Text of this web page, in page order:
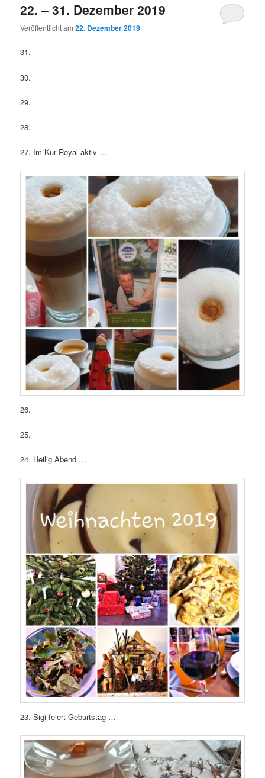
22. – 31. Dezember 2019
Veröffentlicht am22. Dezember 2019
31.
30.
29.
28.
27. Im Kur Royal aktiv …
26.
25.
24. Heilig Abend …
23. Sigi feiert Geburtstag …